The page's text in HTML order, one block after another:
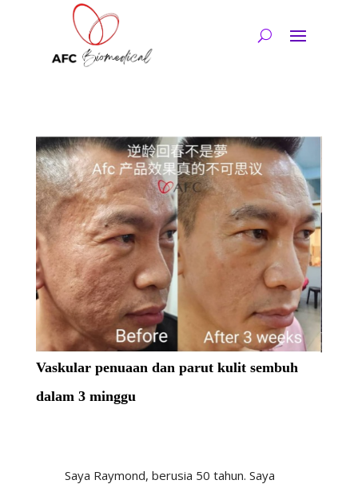
Vaskular penuaan dan parut kulit sembuh
dalam 3 minggu
Saya Raymond, berusia 50 tahun. Saya